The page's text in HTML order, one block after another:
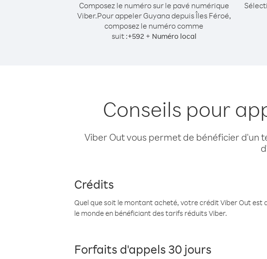
Composez le numéro sur le pavé numérique
Viber.Pour appeler Guyana depuis Îles Féroé,
composez le numéro comme
suit :+592+ Numéro local
Conseils pour
Viber Out vous permet de bénéficier d'un
Crédits
Quel que soit le montant acheté, votre crédit Viber Out est
le monde en bénéficiant des tarifs réduits Viber.
Forfaits d'appels 30 jours